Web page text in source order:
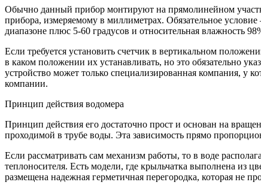
Обычно данный прибор монтируют на прямолинейном
прибора, измеряемому в миллиметрах. Обязательное
диапазоне плюс 5-60 градусов и относительная влажность
Если требуется установить счетчик в вертикальном
в каком положении их устанавливать, но это обязательно
устройство может только специализированная компания, у
компании.
Принцип действия водомера
Принцип действия его достаточно прост и основан на
проходимой в трубе воды. Эта зависимость прямо
Если рассматривать сам механизм работы, то в воде
теплоносителя. Есть модели, где крыльчатка выполнена из
размещена надежная герметичная перегородка, которая не